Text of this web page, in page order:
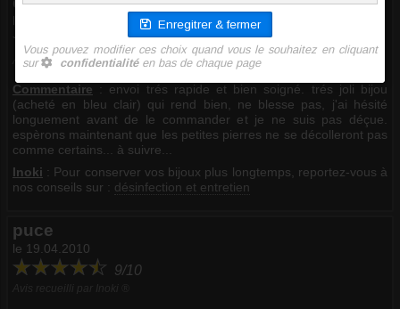
le 09.06.2010
9/10
Avis recueilli par Inoki ®
Commentaire : envoi trés rapide et bien soigné. trés joli bijou
(acheté en bleu clair) qui rend bien, ne blesse pas, j'ai hésité
longuement avant de le commander et je ne suis pas déçue.
espèrons maintenant que les petites pierres ne se décolleront pas
comme certains... à suivre...
Inoki : Pour conserver vos bijoux plus longtemps, reportez-vous à
nos conseils sur : désinfection et entretien
puce
le 19.04.2010
9/10